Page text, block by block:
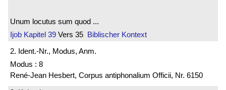
Unum locutus sum quod ...
Ijob Kapitel 39 Vers 35 Biblischer Kontext
2. Ident.-Nr., Modus, Anm.
Modus : 8
René-Jean Hesbert, Corpus antiphonalium Officii, Nr. 6150